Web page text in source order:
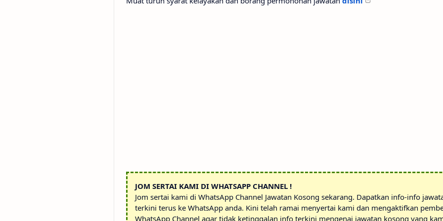
JOM SERTAI KAMI DI WHATSAPP CHANNEL !
Jom sertai kami di WhatsApp Channel Jawatan Kosong sekarang. Dapatkan info-info
terkini terus ke WhatsApp anda. Kini telah ramai menyertai kami dan mengaktifkan
WhatsApp Channel agar tidak ketinggalan info terkini mengenai jawatan kosong yang